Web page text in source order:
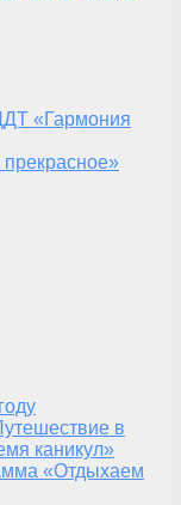
«Гармония
в
каникул»
«Отдыхаем